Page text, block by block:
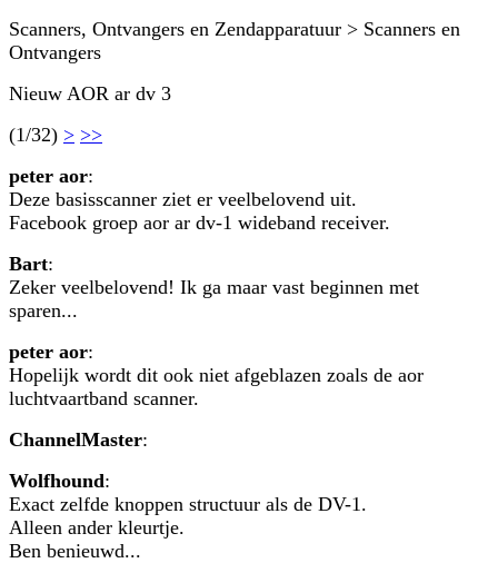
Scanners, Ontvangers en Zendapparatuur > Scanners en
Ontvangers
Nieuw AOR ar dv 3
(1/32) > >>
peter aor:
Deze basisscanner ziet er veelbelovend uit.
Facebook groep aor ar dv-1 wideband receiver.
Bart:
Zeker veelbelovend! Ik ga maar vast beginnen met
sparen...
peter aor:
Hopelijk wordt dit ook niet afgeblazen zoals de aor
luchtvaartband scanner.
ChannelMaster:
Wolfhound:
Exact zelfde knoppen structuur als de DV-1.
Alleen ander kleurtje.
Ben benieuwd...